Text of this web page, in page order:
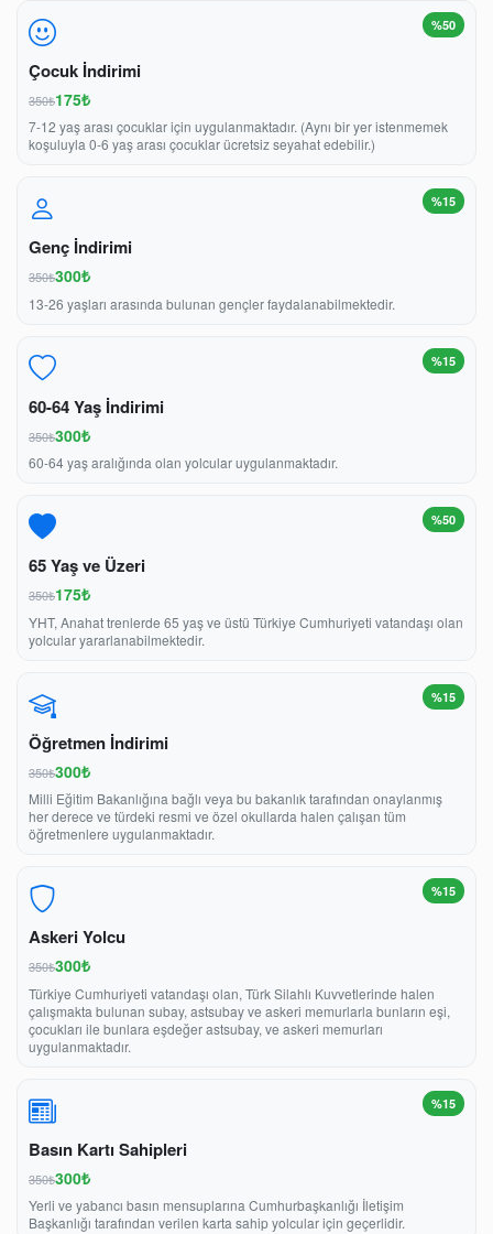
%50
Çocuk İndirimi
350₺175₺
7-12 yaş arası çocuklar için uygulanmaktadır. (Aynı bir yer istenmemek
koşuluyla 0-6 yaş arası çocuklar ücretsiz seyahat edebilir.)
%15
Genç İndirimi
350₺300₺
13-26 yaşları arasında bulunan gençler faydalanabilmektedir.
%15
60-64 Yaş İndirimi
350₺300₺
60-64 yaş aralığında olan yolcular uygulanmaktadır.
%50
65 Yaş ve Üzeri
350₺175₺
YHT, Anahat trenlerde 65 yaş ve üstü Türkiye Cumhuriyeti vatandaşı olan
yolcular yararlanabilmektedir.
%15
Öğretmen İndirimi
350₺300₺
Milli Eğitim Bakanlığına bağlı veya bu bakanlık tarafından onaylanmış
her derece ve türdeki resmi ve özel okullarda halen çalışan tüm
öğretmenlere uygulanmaktadır.
%15
Askeri Yolcu
350₺300₺
Türkiye Cumhuriyeti vatandaşı olan, Türk Silahlı Kuvvetlerinde halen
çalışmakta bulunan subay, astsubay ve askeri memurlarla bunların eşi,
çocukları ile bunlara eşdeğer astsubay, ve askeri memurları
uygulanmaktadır.
%15
Basın Kartı Sahipleri
350₺300₺
Yerli ve yabancı basın mensuplarına Cumhurbaşkanlığı İletişim
Başkanlığı tarafından verilen karta sahip yolcular için geçerlidir.